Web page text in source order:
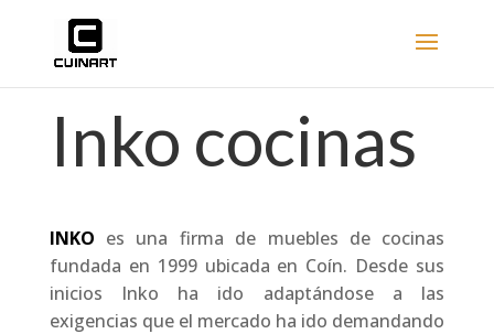
Inko cocinas
INKO es una firma de muebles de cocinas
fundada en 1999 ubicada en Coín. Desde sus
inicios Inko ha ido adaptándose a las
exigencias que el mercado ha ido demandando